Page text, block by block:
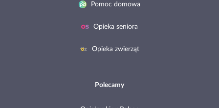
Pomoc domowa
Opieka seniora
Opieka zwierząt
Polecamy